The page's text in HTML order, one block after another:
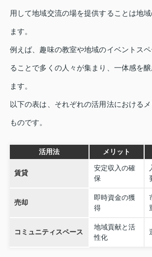
用して地域交流の場を提供することは地
ます。
例えば、趣味の教室や地域のイベントス
ることで多くの人々が集まり、一体感を
ます。
以下の表は、それぞれの活用法における
ものです。
活用法 メリット
賃貸
安定収入の確
保
売却
即時資金の獲
得
コミュニティスペース
地域貢献と活
性化